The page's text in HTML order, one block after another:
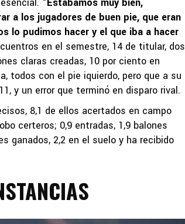
a los jugadores de buen pie, que eran
lo pudimos hacer y el que iba a hacer
en el semestre, 14 de titular, dos
claras creadas, 10 por ciento en
todos con el pie iquierdo, pero que a su
y un error que terminó en disparo rival.
8,1 de ellos acertados en campo
certeros; 0,9 entradas, 1,9 balones
ganados, 2,2 en el suelo y ha recibido